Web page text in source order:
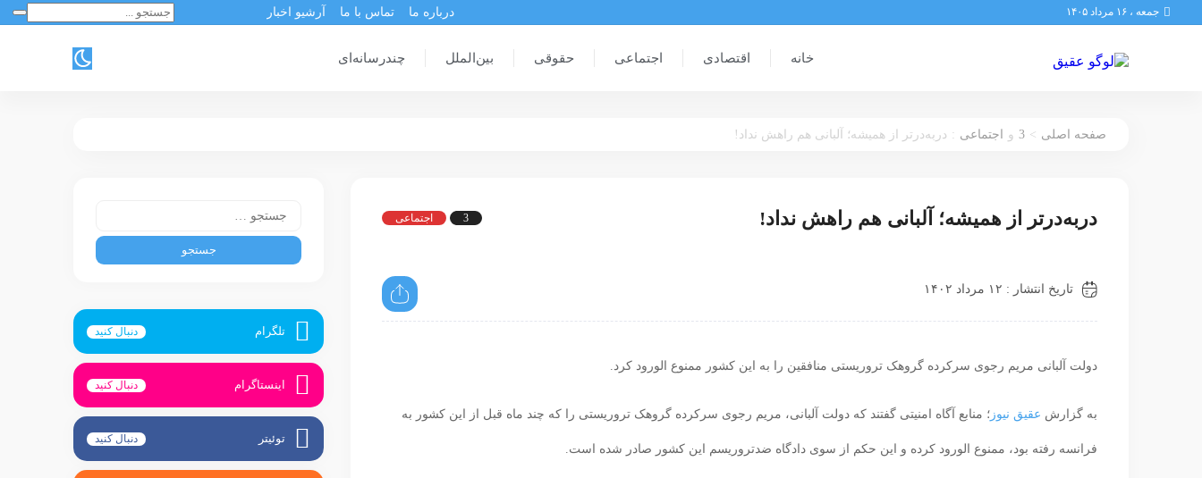
جمعه ، ۱۶ مرداد ۱۴۰۵ درباره ما تماس با ما آرشیو اخبار
خانه اقتصادی اجتماعی حقوقی بین‌الملل چندرسانه‌ای
صفحه اصلی >
3 و اجتماعی : دربه‌درتر از همیشه؛ آلبانی هم راهش نداد!
دربه‌درتر از همیشه؛ آلبانی هم راهش نداد! 3 اجتماعی
تاریخ انتشار : ۱۲ مرداد ۱۴۰۲
دولت آلبانی مریم رجوی سرکرده گروهک تروریستی منافقین را به این کشور ممنوع الورود کرد.
به گزارش عقیق نیوز ؛ منابع آگاه امنیتی گفتند که دولت آلبانی، مریم رجوی سرکرده گروهک تروریستی را که چند ماه قبل از این کشور به
فرانسه رفته بود، ممنوع الورود کرده و این حکم از سوی دادگاه ضدتروریسم این کشور صادر شده است.
تلگرام دنبال کنید
اینستاگرام دنبال کنید
توئیتر دنبال کنید